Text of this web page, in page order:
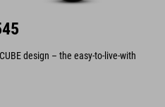
design – the easy-to-live-with